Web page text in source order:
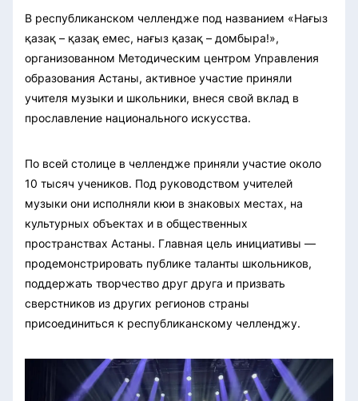
В республиканском челлендже под названием «Нағыз
қазақ – қазақ емес, нағыз қазақ – домбыра!»,
организованном Методическим центром Управления
образования Астаны, активное участие приняли
учителя музыки и школьники, внеся свой вклад в
прославление национального искусства.
По всей столице в челлендже приняли участие около
10 тысяч учеников. Под руководством учителей
музыки они исполняли кюи в знаковых местах, на
культурных объектах и в общественных
пространствах Астаны. Главная цель инициативы —
продемонстрировать публике таланты школьников,
поддержать творчество друг друга и призвать
сверстников из других регионов страны
присоединиться к республиканскому челленджу.